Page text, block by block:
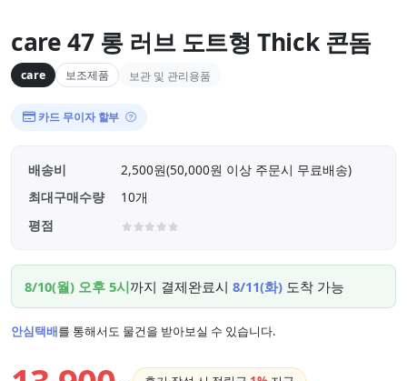
care 47 롱 러브 도트형 Thick 콘돔
care 보조제품 보관 및 관리용품
카드 무이자 할부
배송비
2,500원(50,000원 이상 주문시 무료배송)
최대구매수량
10개
평점
8/10(월) 오후 5시까지 결제완료시 8/11(화) 도착 가능
안심택배를 통해서도 물건을 받아보실 수 있습니다.